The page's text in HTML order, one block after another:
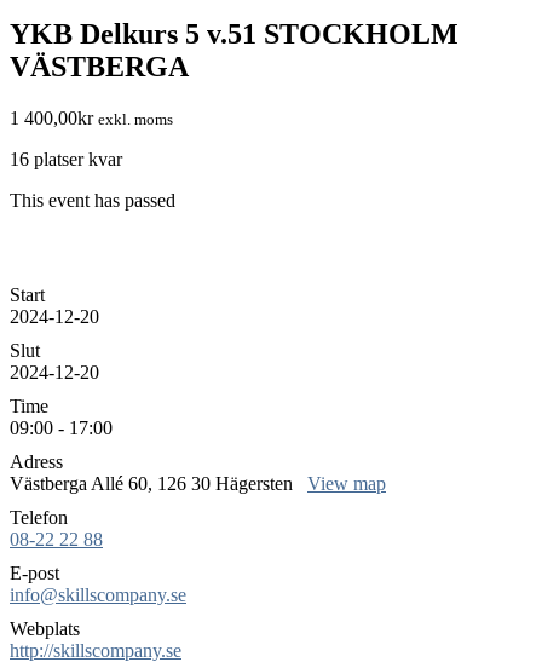
YKB Delkurs 5 v.51 STOCKHOLM
VÄSTBERGA
1 400,00kr exkl. moms
16 platser kvar
This event has passed
Start
2024-12-20
Slut
2024-12-20
Time
09:00 - 17:00
Adress
Västberga Allé 60, 126 30 Hägersten View map
Telefon
08-22 22 88
E-post
info@skillscompany.se
Webplats
http://skillscompany.se